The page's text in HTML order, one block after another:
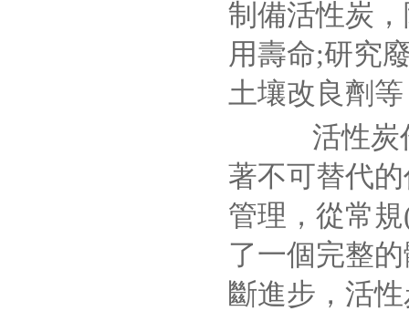
制備活性炭
用壽命;研究
土壤改良劑
活性炭作
著不可替代
管理，從常
了一個完整
斷進步，活